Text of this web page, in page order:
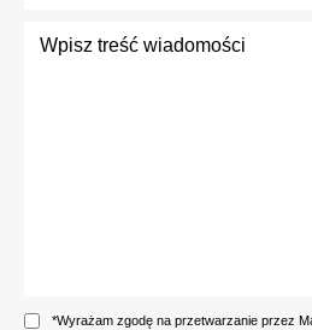
*Wyrażam zgodę na przetwarzanie przez